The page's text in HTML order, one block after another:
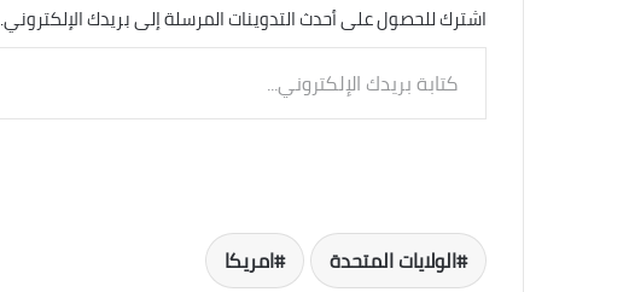
اشترك للحصول على أحدث التدوينات المرسلة إلى بريدك الإلكتروني.
الإلكتروني...
الولايات المتحدة امريكا